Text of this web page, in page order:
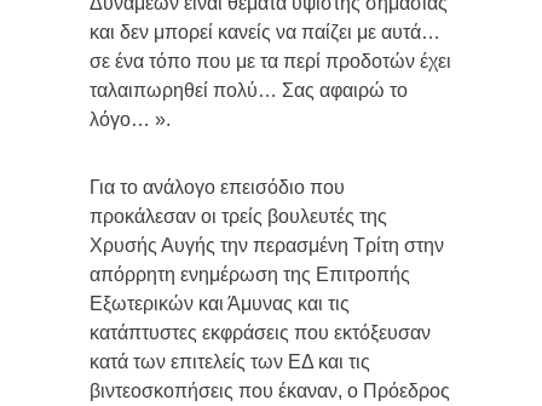
και δεν μπορεί κανείς να παίζει με αυτά…
σε ένα τόπο που με τα περί προδοτών έχει
ταλαιπωρηθεί πολύ… Σας αφαιρώ το
λόγο… ».
Για το ανάλογο επεισόδιο που
προκάλεσαν οι τρείς βουλευτές της
Χρυσής Αυγής την περασμένη Τρίτη στην
απόρρητη ενημέρωση της Επιτροπής
Εξωτερικών και Άμυνας και τις
κατάπτυστες εκφράσεις που εκτόξευσαν
κατά των επιτελείς των ΕΔ και τις
βιντεοσκοπήσεις που έκαναν, ο Πρόεδρος